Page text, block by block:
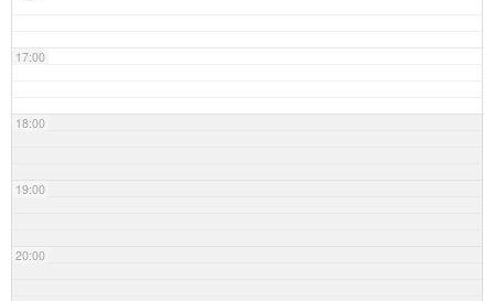
17:00
18:00
19:00
20:00